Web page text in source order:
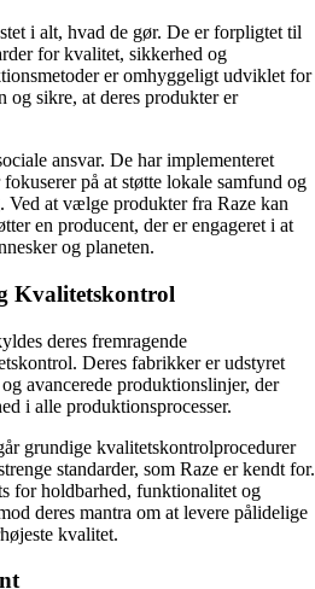
i alt, hvad de gør. De er forpligtet til
for kvalitet, sikkerhed og
er omhyggeligt udviklet for
sikre, at deres produkter er
ansvar. De har implementeret
på at støtte lokale samfund og
at vælge produkter fra Raze kan
en producent, der er engageret i at
og planeten.
Kvalitetskontrol
deres fremragende
Deres fabrikker er udstyret
avancerede produktionslinjer, der
i alle produktionsprocesser.
grundige kvalitetskontrolprocedurer
standarder, som Raze er kendt for.
for holdbarhed, funktionalitet og
deres mantra om at levere pålidelige
kvalitet.